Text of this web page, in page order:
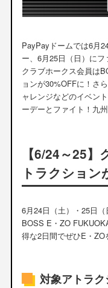
PayPayドームでは6月
ー、6月25日（日）にフ
クラブホークス会員は
ョンが30%OFFに！さ
ャレンジなどのイベン
ーデーとファイト！九
【6/24～25
トラクション
6月24日（土）・25日
BOSS E・ZO
得な2日間でぜひE・
対象アトラ